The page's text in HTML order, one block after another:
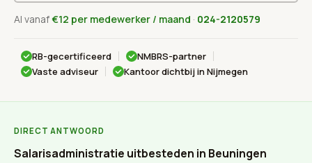
Al vanaf€12 per medewerker / maand · 024-2120579
RB-gecertificeerd
NMBRS-partner
Vaste adviseur
Kantoor dichtbij in Nijmegen
DIRECT ANTWOORD
Salarisadministratie uitbesteden in Beuningen